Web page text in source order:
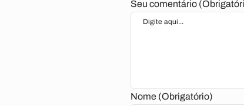
Seu comentário
Nome (Obrigatório)